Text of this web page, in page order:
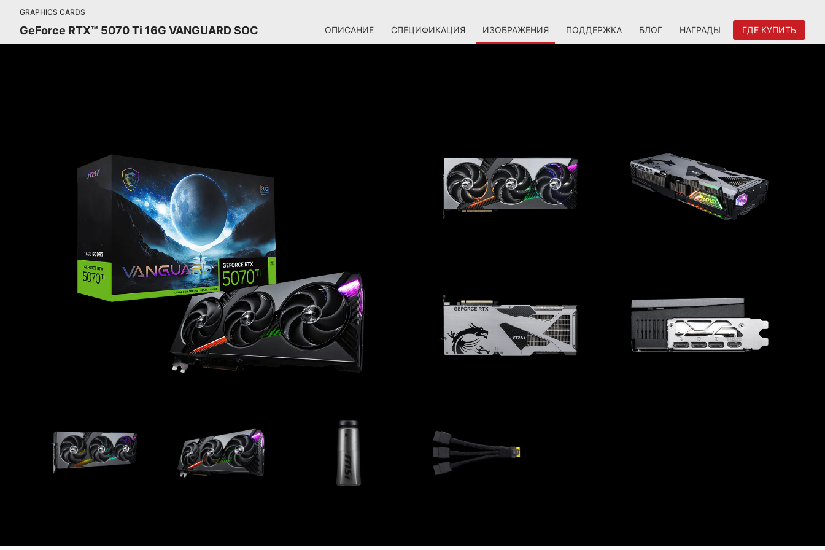
GRAPHICS CARDS
GeForce RTX™ 5070 Ti 16G VANGUARD SOC ОПИСАНИЕ СПЕЦИФИКАЦИЯ ИЗОБРАЖЕНИЯ ПОДДЕРЖКА БЛОГ НАГРАДЫ ГДЕ КУПИТЬ